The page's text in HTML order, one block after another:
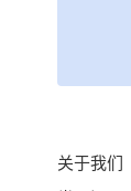
关于我们